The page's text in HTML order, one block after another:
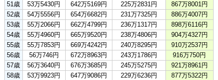
51歳
53万5430円 642万5169円 225万2831円
867万8001円
52歳
54万5556円 654万6682円 231万7325円
886万4007円
53歳
55万2066円 662万4799円 236万1317円
898万6116円
54歳
55万4960円 665万9520円 238万4806円
904万4327円
55歳
55万7853円 669万4242円 240万8295円
910万2537円
56歳
56万746円 672万8963円 243万1786円
916万750円
57歳
56万3640円 676万3685円 245万5275円
921万8961円
58歳
53万9923円 647万9086円 229万6236円
877万5322円